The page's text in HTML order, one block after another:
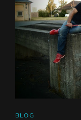
CAT
BLOG